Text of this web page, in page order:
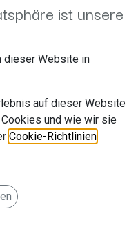
„All / Subwoofer /
ist unsere
dieser Website in
auf dieser Website
und wie wir sie
Cookie-Richtlinien